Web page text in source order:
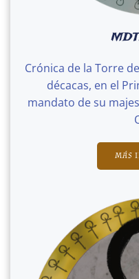
Crónica de la Torre
décacas, en el
mandato de su
MÁS